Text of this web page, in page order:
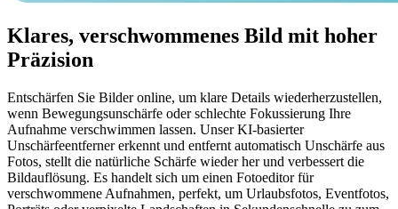
Klares, verschwommenes Bild mit hoher
Präzision
Entschärfen Sie Bilder online, um klare Details wiederherzustellen,
wenn Bewegungsunschärfe oder schlechte Fokussierung Ihre
Aufnahme verschwimmen lassen. Unser KI-basierter
Unschärfeentferner erkennt und entfernt automatisch Unschärfe aus
Fotos, stellt die natürliche Schärfe wieder her und verbessert die
Bildauflösung. Es handelt sich um einen Fotoeditor für
verschwommene Aufnahmen, perfekt, um Urlaubsfotos, Eventfotos,